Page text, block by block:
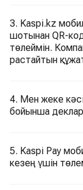
3. Kaspi.kz
шотынан QR-
төлеймін.
растайтын
4. Мен жеке
бойынша
5. Kaspi Pay
кезең үшін